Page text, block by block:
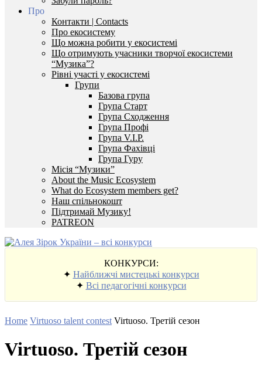
Про
Контакти | Contacts
Про екосистему
Що можна робити у екосистемі
Що отримують учасники творчої екосистеми
“Музика”?
Рівні участі у екосистемі
Групи
Базова група
Група Старт
Група Сходження
Група Профі
Група V.I.P.
Група Фахівці
Група Гуру
Місія “Музики”
About the Music Ecosystem
What do Ecosystem members get?
Наш спільнокошт
Підтримай Музику!
PATREON
КОНКУРСИ:
✦ Найближчі мистецькі конкурси
✦ Всі педагогічні конкурси
Home Virtuoso talent contest Virtuoso. Третій сезон
Virtuoso. Третій сезон